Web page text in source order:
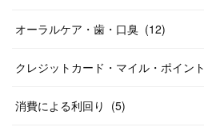
オーラルケア・歯・口臭 (12)
クレジットカード・マイル・ポイント
消費による利回り (5)